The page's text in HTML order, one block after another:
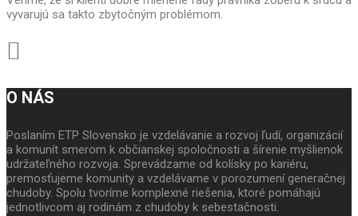
vyvarujú sa takto zbytočným problémom.
O NÁS
Poslaním ETP Slovensko je vzdelávanie a rozvoj ľudí, organizácií
a komunít smerom k občianskej spoločnosti a šírenie myšlienok
udržateľného rozvoja. Sprevádzame od kolísky po kariéru,
premosťujeme komunity a vzdelávame v porozumení generačnej
chudoby. Spolu tvoríme komplexné riešenia, ktoré pomáhajú
jednotlivcom aj rodinám z chudoby k sebestačnosti.